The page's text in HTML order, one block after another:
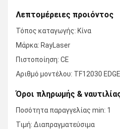
Λεπτομέρειες προιόντος
Τόπος καταγωγής: Κίνα
Μάρκα: RayLaser
Πιστοποίηση: CE
Αριθμό μοντέλου: TF12030
Όροι πληρωμής &
Ποσότητα παραγγελίας min: 1
Τιμή: Διαπραγματεύσιμα